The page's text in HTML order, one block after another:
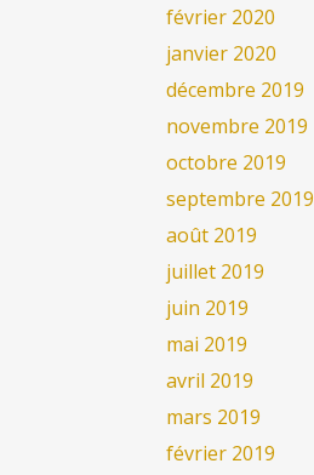
février 2020
janvier 2020
décembre 2019
novembre 2019
octobre 2019
septembre 2019
août 2019
juillet 2019
juin 2019
mai 2019
avril 2019
mars 2019
février 2019